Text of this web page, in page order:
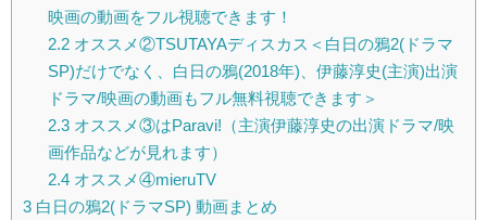
映画の動画をフル視聴できます！
2.2オススメ②TSUTAYAディスカス＜白日の鴉2(ドラマ
SP)だけでなく、白日の鴉(2018年)、伊藤淳史(主演)出演
ドラマ/映画の動画もフル無料視聴できます＞
2.3オススメ③はParavi!（主演伊藤淳史の出演ドラマ/映
画作品などが見れます）
2.4オススメ④mieruTV
3 白日の鴉2(ドラマSP) 動画まとめ